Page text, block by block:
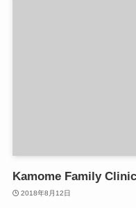
Kamome Family Clinic
2018年8月12日